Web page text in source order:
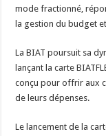
mode fractionné,
la gestion du budget
La BIAT poursuit sa
lançant la carte
conçu pour offrir aux
de leurs dépenses.
Le lancement de la